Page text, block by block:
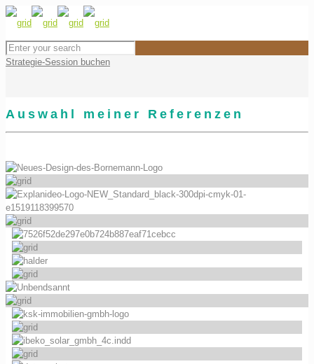
Strategie-Session buchen
Auswahl meiner Referenzen